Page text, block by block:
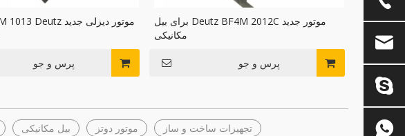
موتور جدید Deutz BF4M 2012C برای بیل
مکانیکی
پرس و جو پرس و جو
بیل مکانیکی موتور دوتز
تجهیزات ساخت و ساز